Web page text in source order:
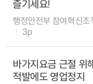
즐기세요!
행정안전부 참여혁신
3p
바가지요금 근절 위
적발에도 영업정지